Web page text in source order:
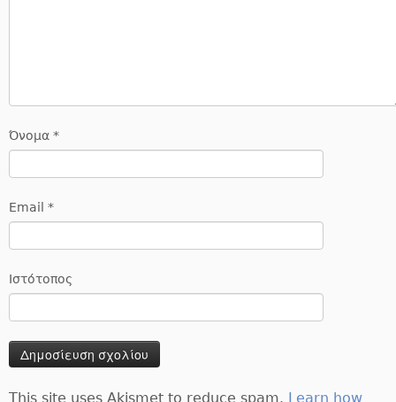
Όνομα *
Email *
Ιστότοπος
This site uses Akismet to reduce spam. Learn how